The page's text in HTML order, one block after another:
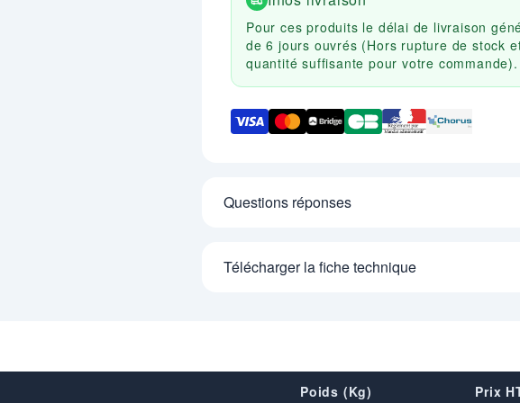
Pour ces produits le délai de livraison
de 6 jours ouvrés (Hors rupture de stock
quantité suffisante pour votre commande).
Questions réponses
Télécharger la fiche technique
Poids (Kg) Prix